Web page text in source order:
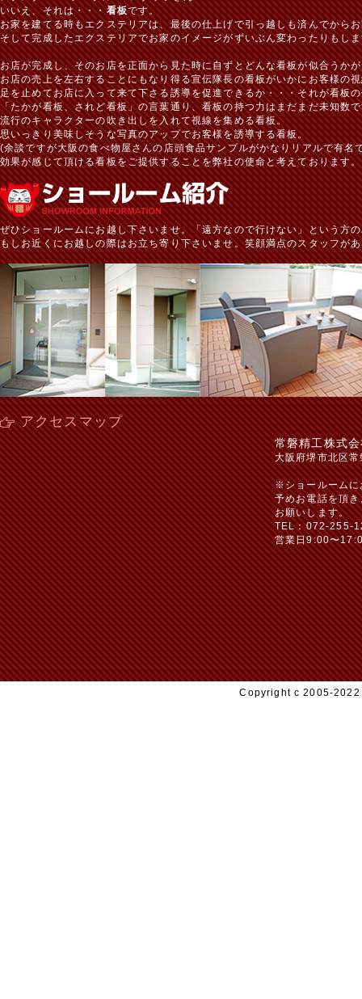
いいえ、それは・・・看板です。
お家を建てる時もエクステリアは、最後の仕上げで引っ越しも済んでから
そして完成したエクステリアでお家のイメージがずいぶん変わったりもし
お店が完成し、そのお店を正面から見た時に自ずとどんな看板が似合うか
お店の売上を左右することにもなり得る宣伝隊長の看板がいかにお客様の
足を止めてお店に入って来て下さる誘導を促進できるか・・・それが看板
「たかが看板、されど看板」の言葉通り、看板の持つ力はまだまだ未知数
流行のキャラクターの吹き出しを入れて視線を集める看板。
思いっきり美味しそうな写真のアップでお客様を誘導する看板。
(余談ですが大阪の食べ物屋さんの店頭食品サンプルがかなりリアルで有名
効果が感じて頂ける看板をご提供することを弊社の使命と考えております。
ぜひショールームにお越し下さいませ。「遠方なので行けない」という方
もしお近くにお越しの際はお立ち寄り下さいませ。笑顔満点のスタッフが
アクセスマップ
常磐精工株式
大阪府堺市北区
※ショールームに
予めお電話を頂
お願いします。
TEL：072-255-
営業日9:00〜
Copyright c 2005-2022